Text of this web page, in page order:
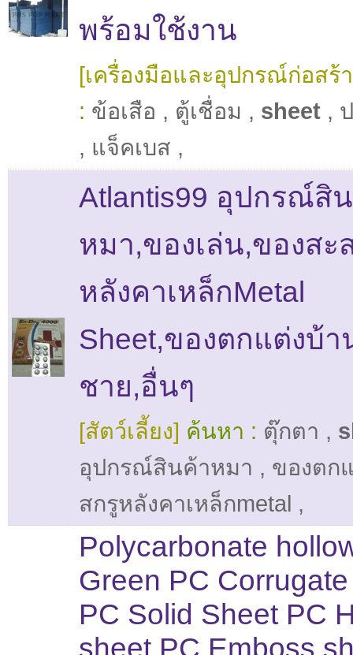
พร้อมใช้งาน
[เครื่องมือและอุปกรณ์ก่อสร้
: ข้อเสือ , ตู้เชื่อม , sheet ,
, แจ็คเบส ,
Atlantis99 อุปกรณ์สิ
หมา,ของเล่น,ของสะ
หลังคาเหล็กMetal
Sheet,ของตกแต่งบ้
ชาย,อื่นๆ
[สัตว์เลี้ยง] ค้นหา : ตุ๊กตา ,
อุปกรณ์สินค้าหมา , ของตก
สกรูหลังคาเหล็กmetal ,
Polycarbonate
Green PC
PC Solid Sheet PC
sheet PC Emboss